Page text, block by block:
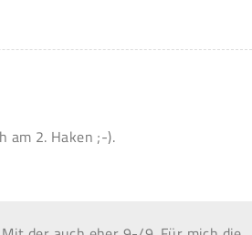
am 2. Haken ;-).